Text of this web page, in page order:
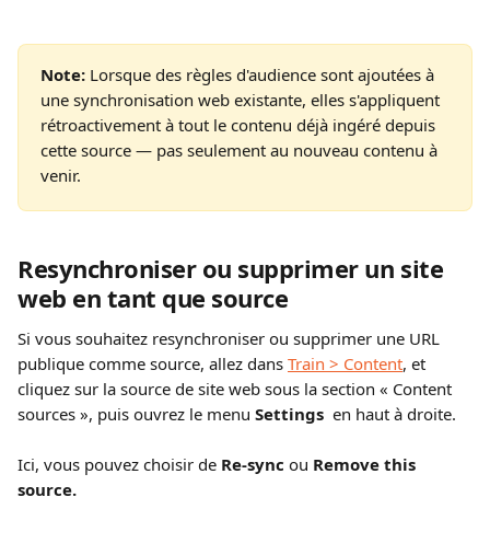
Note: Lorsque des règles d'audience sont ajoutées à
une synchronisation web existante, elles s'appliquent
rétroactivement à tout le contenu déjà ingéré depuis
cette source — pas seulement au nouveau contenu à
venir.
Resynchroniser ou supprimer un site
web en tant que source
Si vous souhaitez resynchroniser ou supprimer une URL
publique comme source, allez dans Train > Content, et
cliquez sur la source de site web sous la section « Content
sources », puis ouvrez le menu Settings en haut à droite.
Ici, vous pouvez choisir de Re-sync ou Remove this
source.